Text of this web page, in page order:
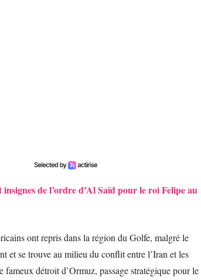
de l’ordre d’Al Saïd pour le roi Felipe au
ont repris dans la région du Golfe, malgré le
et se trouve au milieu du conflit entre l’Iran et les
détroit d’Ormuz, passage stratégique pour le